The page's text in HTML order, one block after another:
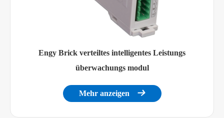
Engy Brick verteiltes intelligentes Leistungs
überwachungs modul
Mehr anzeigen 